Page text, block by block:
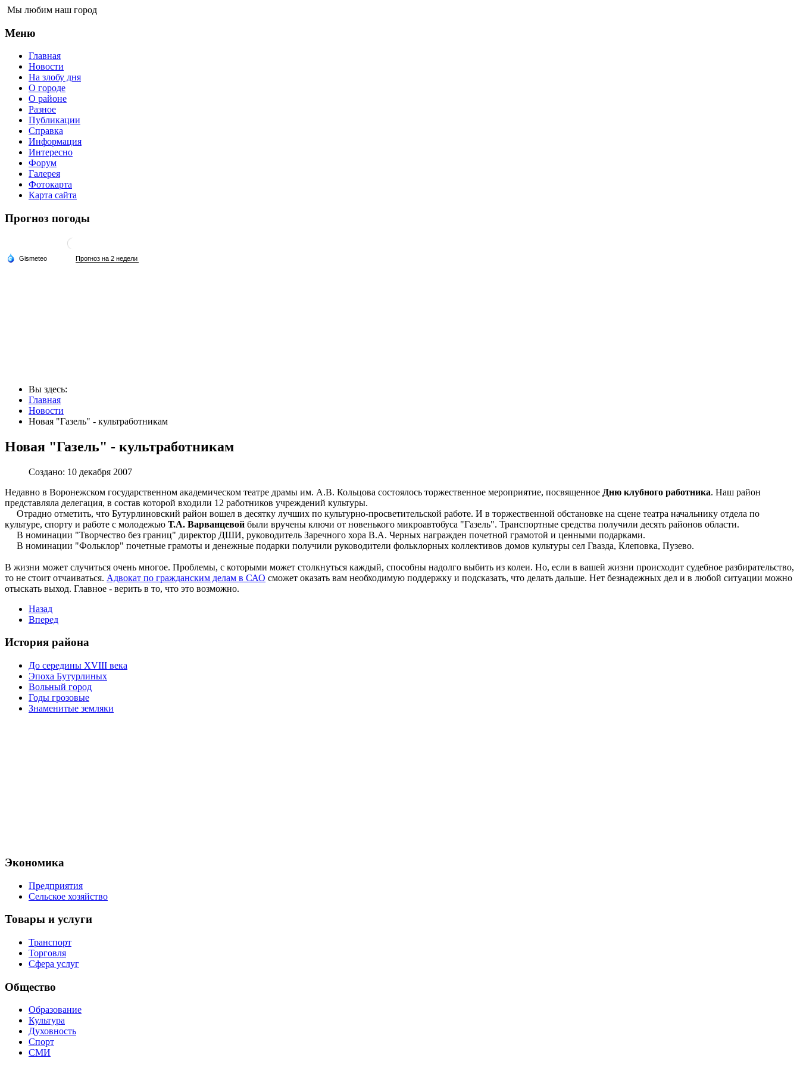
Мы любим наш город
Меню
Главная
Новости
На злобу дня
О городе
О районе
Разное
Публикации
Справка
Информация
Интересно
Форум
Галерея
Фотокарта
Карта сайта
Прогноз погоды
Вы здесь:
Главная
Новости
Новая "Газель" - культработникам
Новая "Газель" - культработникам
Создано: 10 декабря 2007
Недавно в Воронежском государственном академическом театре драмы им. А.В. Кольцова состоялось торжественное мероприятие, посвященное Дню клубного работника. Наш район
представляла делегация, в состав которой входили 12 работников учреждений культуры.
Отрадно отметить, что Бутурлиновский район вошел в десятку лучших по культурно-просветительской работе. И в торжественной обстановке на сцене театра начальнику отдела по
культуре, спорту и работе с молодежью Т.А. Варванцевой были вручены ключи от новенького микроавтобуса "Газель". Транспортные средства получили десять районов области.
В номинации "Творчество без границ" директор ДШИ, руководитель Заречного хора В.А. Черных награжден почетной грамотой и ценными подарками.
В номинации "Фольклор" почетные грамоты и денежные подарки получили руководители фольклорных коллективов домов культуры сел Гвазда, Клеповка, Пузево.
В жизни может случиться очень многое. Проблемы, с которыми может столкнуться каждый, способны надолго выбить из колеи. Но, если в вашей жизни происходит судебное разбирательство,
то не стоит отчаиваться. Адвокат по гражданским делам в САО сможет оказать вам необходимую поддержку и подсказать, что делать дальше. Нет безнадежных дел и в любой ситуации можно
отыскать выход. Главное - верить в то, что это возможно.
Назад
Вперед
История района
До середины XVIII века
Эпоха Бутурлиных
Вольный город
Годы грозовые
Знаменитые земляки
Экономика
Предприятия
Сельское хозяйство
Товары и услуги
Транспорт
Торговля
Сфера услуг
Общество
Образование
Культура
Духовность
Спорт
СМИ